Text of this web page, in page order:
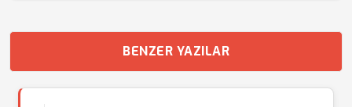
BENZER YAZILAR